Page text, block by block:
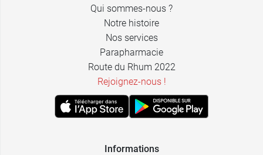
Qui sommes-nous ?
Notre histoire
Nos services
Parapharmacie
Route du Rhum 2022
Rejoignez-nous !
Informations